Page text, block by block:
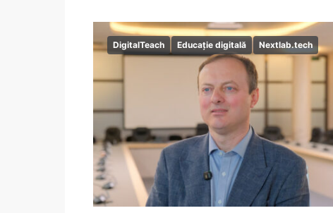
DigitalTeach Educație digitală Nextlab.tech